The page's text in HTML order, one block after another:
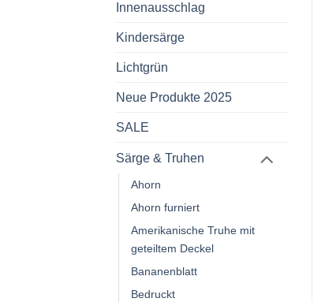
Innenausschlag
Kindersärge
Lichtgrün
Neue Produkte 2025
SALE
Särge & Truhen
Ahorn
Ahorn furniert
Amerikanische Truhe mit
geteiltem Deckel
Bananenblatt
Bedruckt